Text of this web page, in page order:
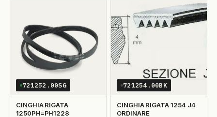
721252.00SG
CINGHIA RIGATA
1250PH=PH1228
721254.00BK
CINGHIA RIGATA 1254 J4
ORDINARE